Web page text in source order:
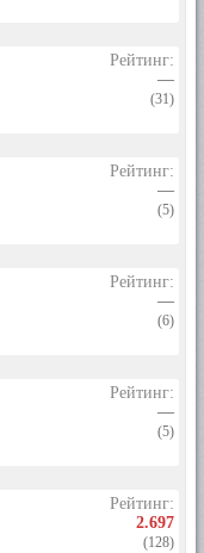
Рейтинг:
—
(31)
Рейтинг:
—
(5)
Рейтинг:
—
(6)
Рейтинг:
—
(5)
Рейтинг:
2.697
(128)